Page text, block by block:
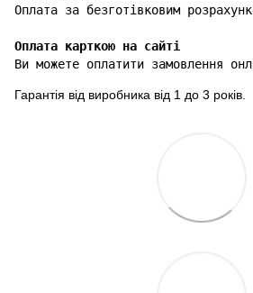
Оплата карткою на сайті
Ви можете оплатити замовлення
Гарантія від виробника від 1 до 3 років.